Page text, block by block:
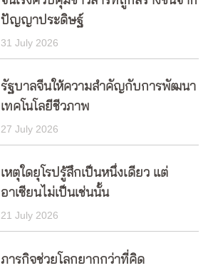
ปัญญาประดิษฐ์
31 July 2026
รัฐบาลจีนให้ความสำคัญกับการพัฒนา
เทคโนโลยีชีวภาพ
27 July 2026
เหตุใดยุโรปรู้สึกเป็นหนึ่งเดียว แต่
อาเซียนไม่เป็นเช่นนั้น
21 July 2026
ภารกิจช่วยโลกยากกว่าที่คิด